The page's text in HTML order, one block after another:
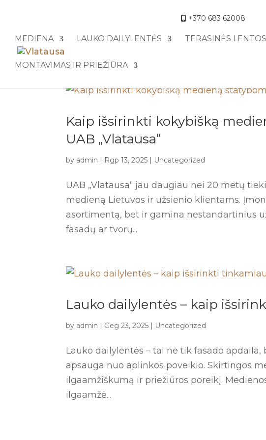
+370 683 62008
MEDIENA LAUKO DAILYLENTĖS TERASINĖS LENTOS
MONTAVIMAS IR PRIEŽIŪRA
Kaip išsirinkti kokybišką
UAB „Vlatausa“
by admin | Rgp 13, 2025 | Uncategorized
UAB „Vlatausa“ jau daugiau nei 20 metų
medieną Lietuvos ir užsienio klientams.
asortimentą, bet ir gamina nestandartinius
fasadų ar tvorų...
Lauko dailylentės – kaip
by admin | Geg 23, 2025 | Uncategorized
Lauko dailylentės – tai ne tik fasado
apsauga nuo aplinkos poveikio. Skirtingos
ilgaamžiškumą ir priežiūros poreikį.
ilgaamžė...